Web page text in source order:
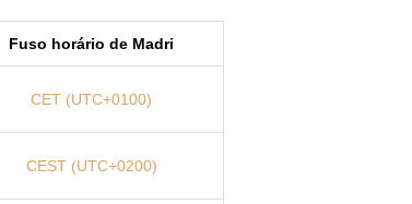
Fuso horário de Madri
CET (UTC+0100)
CEST (UTC+0200)